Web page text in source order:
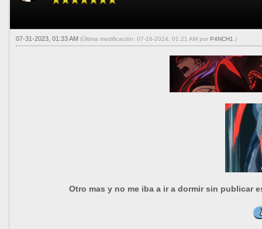
07-31-2023, 01:33 AM (Última modificación: 07-16-2024, 01:21 AM por P4NCH1 .)
Otro mas y no me iba a ir a dormir sin publicar